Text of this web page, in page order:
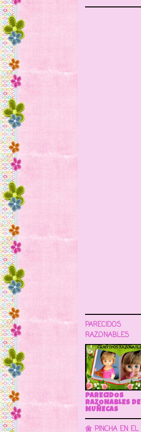
PARECIDOS
RAZONABLES
PARECIDOS
RAZONABLES DE
MUÑECAS
🌼 PINCHA EN EL